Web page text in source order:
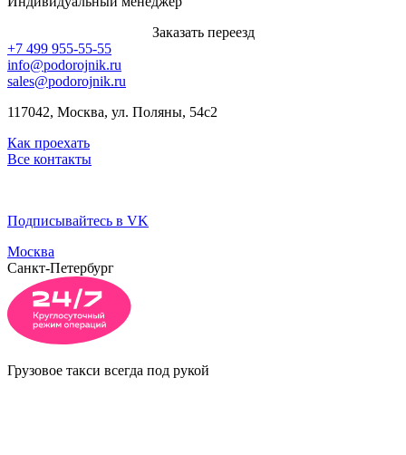
Заказать переезд
+7 499 955-55-55
info@podorojnik.ru
sales@podorojnik.ru
117042, Москва, ул. Поляны, 54с2
Как проехать
Все контакты
Подписывайтесь в VK
Москва
Санкт-Петербург
Грузовое такси всегда под рукой